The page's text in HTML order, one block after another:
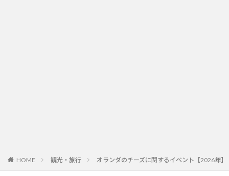
HOME 観光・旅行 オランダのチーズに関するイベント【2026年】